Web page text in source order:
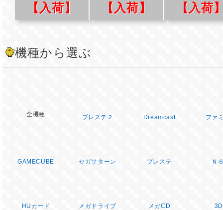
【入荷】 【入荷】 【入荷
機種から選ぶ
全機種 プレステ２ Dreamcast ファ
GAMECUBE セガサターン プレステ Ｎ
HUカード メガドライブ メガCD